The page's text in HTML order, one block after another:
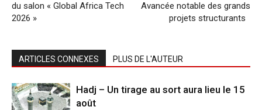
du salon « Global Africa Tech
2026 »
Avancée notable des grands
projets structurants
ARTICLES CONNEXES PLUS DE L'AUTEUR
Hadj – Un tirage au sort aura lieu le 15
août